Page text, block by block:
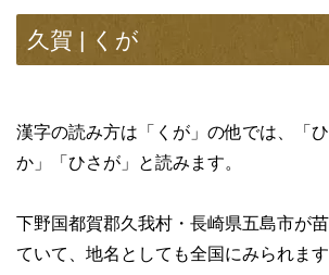
久賀 | くが
漢字の読み方は「くが」の他では、「
か」「ひさが」と読みます。
下野国都賀郡久我村・長崎県五島市が
ていて、地名としても全国にみられます